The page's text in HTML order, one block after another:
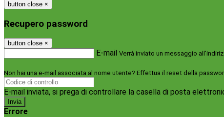
button close ×
Recupero password
button close ×
E-mail Verrà inviato un messaggio
Non hai una e-mail associata al nome utente? Effettua il reset della
E-mail inviata, si prega di controllare la casella di posta
Errore